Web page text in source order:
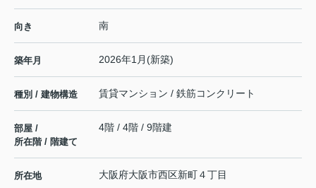
向き 南
築年月 2026年1月(新築)
種別 / 建物構造 賃貸マンション / 鉄筋コンクリート
部屋 /
所在階 / 階建て
4階 / 4階 / 9階建
所在地 大阪府大阪市西区新町４丁目